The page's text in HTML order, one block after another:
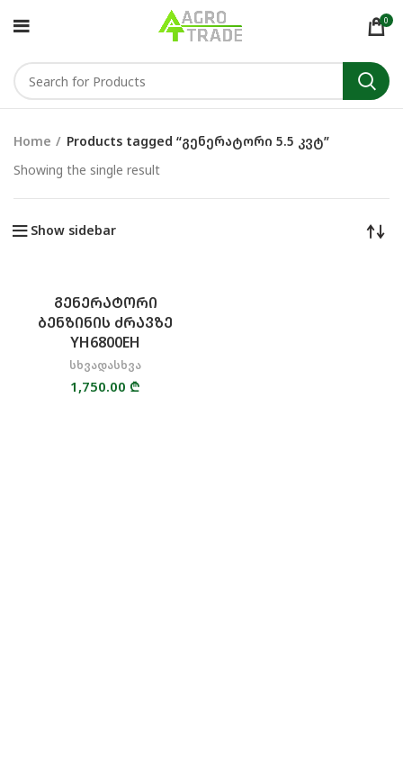
0
Home
Products tagged “გენერატორი 5.5 კვტ”
Showing the single result
Show sidebar
ᲒᲔᲜᲔᲠᲐᲢᲝᲠᲘ
ᲑᲔᲜᲖᲘᲜᲘᲡ ᲫᲠᲐᲕᲖᲔ
YH6800EH
სხვადასხვა
1,750.00 ₾